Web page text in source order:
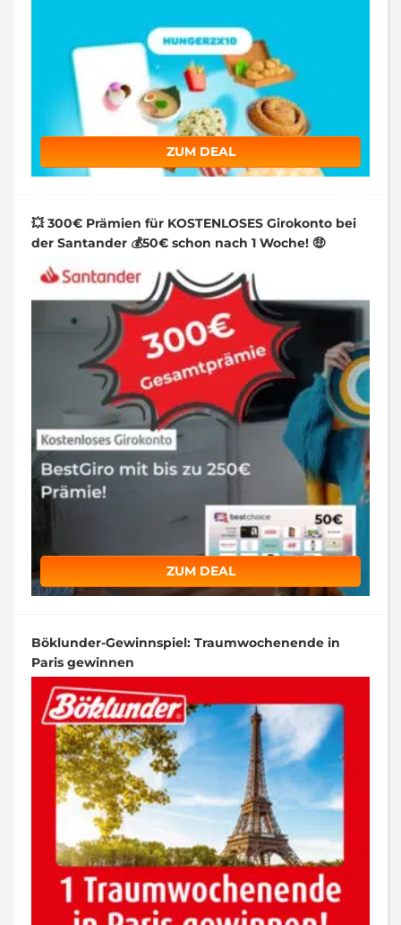
ZUM DEAL
💥 300€ Prämien für KOSTENLOSES Girokonto bei
der Santander 💰50€ schon nach 1 Woche! 🤑
ZUM DEAL
Böklunder-Gewinnspiel: Traumwochenende in
Paris gewinnen